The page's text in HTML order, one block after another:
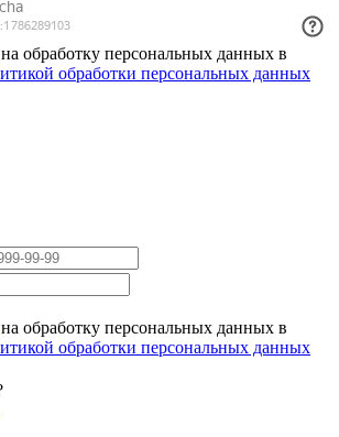
на обработку персональных данных в
обработки персональных данных
на обработку персональных данных в
обработки персональных данных